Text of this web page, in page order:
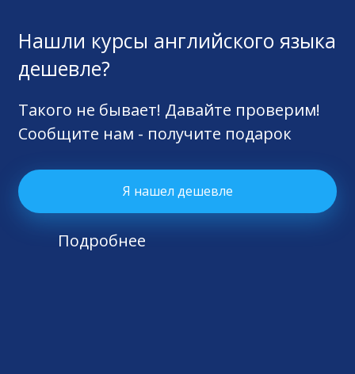
Нашли курсы английского языка
дешевле?
Такого не бывает! Давайте проверим!
Сообщите нам - получите подарок
Я нашел дешевле
Подробнее